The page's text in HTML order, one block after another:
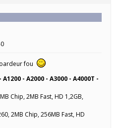
fou
- A2000 - A3000 - A4000T -
Chip, 2MB Fast, HD 1,2GB,
2MB Chip, 256MB Fast, HD